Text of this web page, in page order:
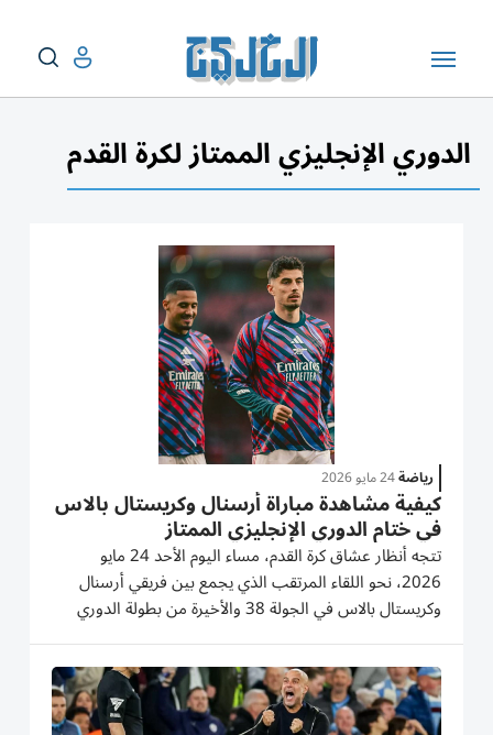
الدوري الإنجليزي الممتاز لكرة القدم
رياضة24 مايو 2026
كيفية مشاهدة مباراة أرسنال وكريستال بالاس
في ختام الدوري الإنجليزي الممتاز
تتجه أنظار عشاق كرة القدم، مساء اليوم الأحد 24 مايو
2026، نحو اللقاء المرتقب الذي يجمع بين فريقي أرسنال
وكريستال بالاس في الجولة 38 والأخيرة من بطولة الدوري
الإنجليزي الممتاز. يدخل كلا الفريقين المباراة دون وجود
هدف يسعيان لتحقيقه، حيث فاز أرسنال بلقب الدوري
الإنجليزي...